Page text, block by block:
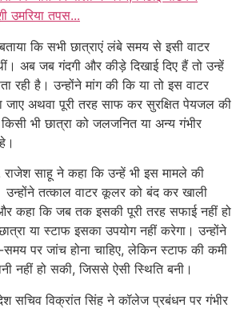
उमरिया तपस...
कि सभी छात्राएं लंबे समय से इसी वाटर
अब जब गंदगी और कीड़े दिखाई दिए हैं तो उन्हें
रही है। उन्होंने मांग की कि या तो इस वाटर
जाए अथवा पूरी तरह साफ कर सुरक्षित पेयजल की
भी छात्रा को जलजनित या अन्य गंभीर
राजेश साहू ने कहा कि उन्हें भी इस मामले की
उन्होंने तत्काल वाटर कूलर को बंद कर खाली
कहा कि जब तक इसकी पूरी तरह सफाई नहीं हो
या स्टाफ इसका उपयोग नहीं करेगा। उन्होंने
पर जांच होना चाहिए, लेकिन स्टाफ की कमी
नहीं हो सकी, जिससे ऐसी स्थिति बनी।
सचिव विक्रांत सिंह ने कॉलेज प्रबंधन पर गंभीर